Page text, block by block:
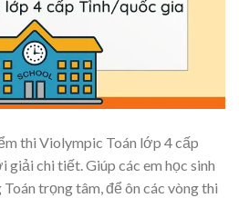
thi Violympic Toán lớp 4 cấp
giải chi tiết. Giúp các em học sinh
trọng tâm, để ôn các vòng thi